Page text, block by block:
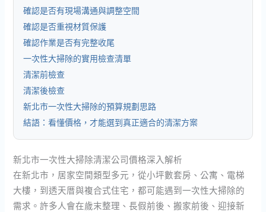
確認是否有現場溝通與調整空間
確認是否重視材質保護
確認作業是否有完整收尾
一次性大掃除的實用檢查清單
清潔前檢查
清潔後檢查
新北市一次性大掃除的預算規劃思路
結語：看懂價格，才能選到真正適合的清潔方案
新北市一次性大掃除清潔公司價格深入解析
在新北市，居家空間類型多元，從小坪數套房、公寓、電梯
大樓，到透天厝與複合式住宅，都可能遇到一次性大掃除的
需求。許多人會在歲末整理、長假前後、搬家前後、迎接新